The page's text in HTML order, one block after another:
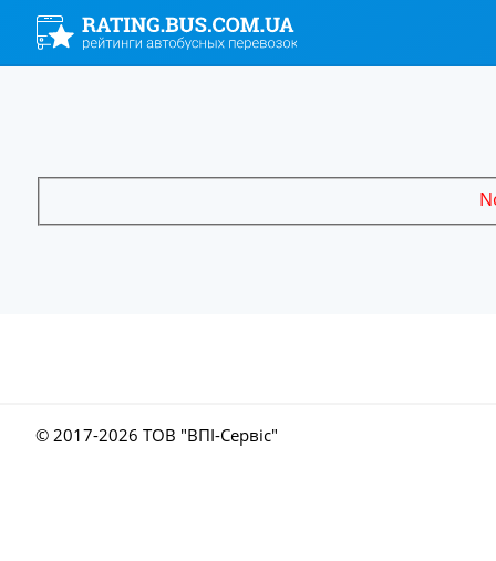
© 2017-2026 ТОВ "ВПІ-Сервіс"